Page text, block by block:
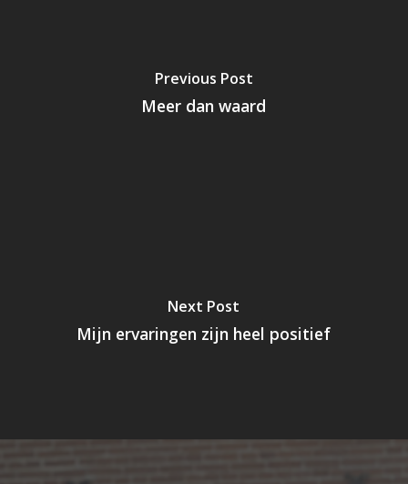
Previous Post
Meer dan waard
Next Post
Mijn ervaringen zijn heel positief